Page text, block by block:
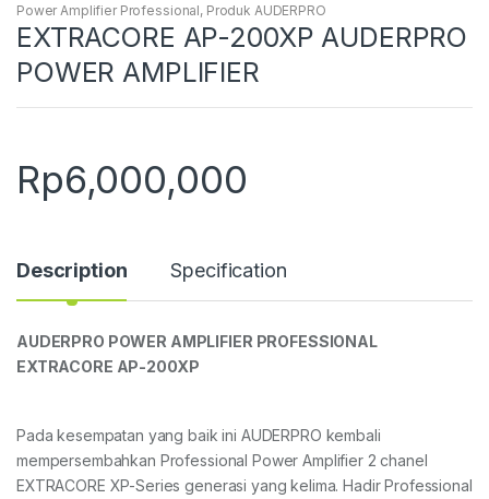
Power Amplifier Professional, Produk AUDERPRO
EXTRACORE AP-200XP AUDERPRO
POWER AMPLIFIER
Rp6,000,000
Description Specification
AUDERPRO POWER AMPLIFIER PROFESSIONAL
EXTRACORE AP-200XP
Pada kesempatan yang baik ini AUDERPRO kembali
mempersembahkan Professional Power Amplifier 2 chanel
EXTRACORE XP-Series generasi yang kelima. Hadir Professional